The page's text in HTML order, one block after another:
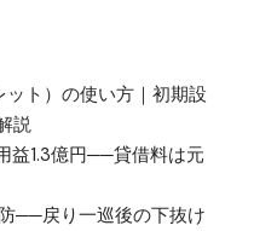
ト）の使い方｜初期設
説
益1.3億円──貸借料は元
──戻り一巡後の下抜け